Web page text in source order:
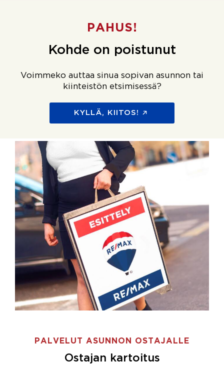
PAHUS!
Kohde on poistunut
Voimmeko auttaa sinua sopivan asunnon tai
kiinteistön etsimisessä?
KYLLÄ, KIITOS!
PALVELUT ASUNNON OSTAJALLE
Ostajan kartoitus